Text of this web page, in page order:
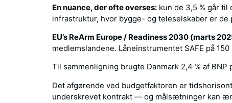
En nuance, der ofte overses: kun de 3,5 % går
infrastruktur, hvor bygge- og teleselskaber er
EU’s ReArm Europe / Readiness 2030 (marts
medlemslandene. Låneinstrumentet SAFE på
Til sammenligning brugte Danmark 2,4 % af BNP
Det afgørende ved budgetfaktoren er
underskrevet kontrakt — og målsætninger kan